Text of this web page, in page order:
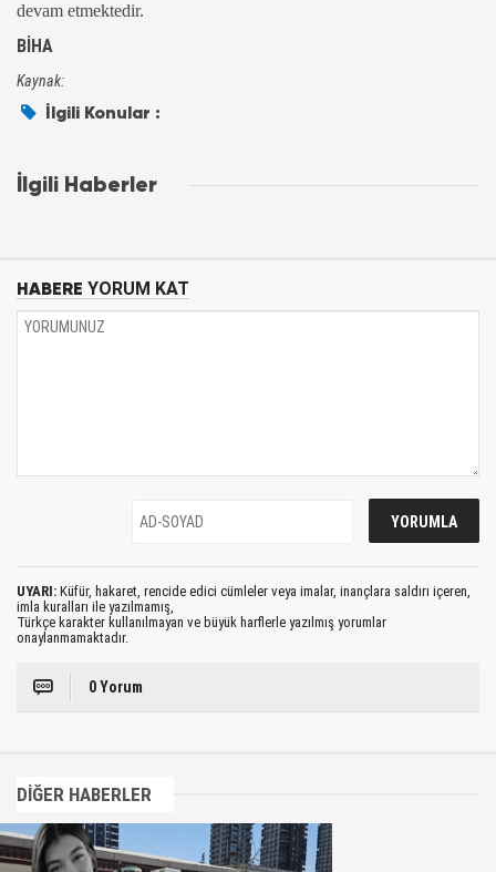
devam etmektedir.
BİHA
Kaynak:
İlgili Konular :
İlgili Haberler
HABERE YORUM KAT
UYARI: Küfür, hakaret, rencide edici cümleler veya imalar, inançlara saldırı içeren,
imla kuralları ile yazılmamış,
Türkçe karakter kullanılmayan ve büyük harflerle yazılmış yorumlar
onaylanmamaktadır.
0 Yorum
DİĞER HABERLER